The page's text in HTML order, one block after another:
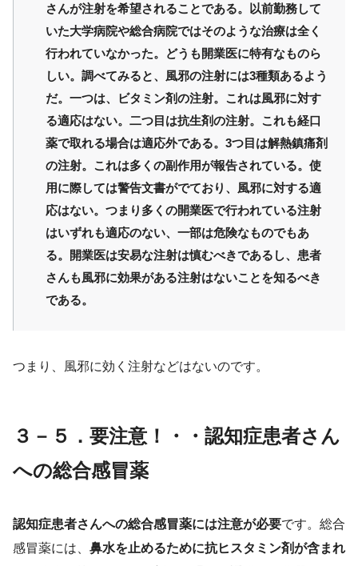
さんが注射を希望されることである。以前勤務して
いた大学病院や総合病院ではそのような治療は全く
行われていなかった。どうも開業医に特有なものら
しい。調べてみると、風邪の注射には3種類あるよう
だ。一つは、ビタミン剤の注射。これは風邪に対す
る適応はない。二つ目は抗生剤の注射。これも経口
薬で取れる場合は適応外である。3つ目は解熱鎮痛剤
の注射。これは多くの副作用が報告されている。使
用に際しては警告文書がでており、風邪に対する適
応はない。つまり多くの開業医で行われている注射
はいずれも適応のない、一部は危険なものでもあ
る。開業医は安易な注射は慎むべきであるし、患者
さんも風邪に効果がある注射はないことを知るべき
である。
つまり、風邪に効く注射などはないのです。
３－５． 要注意！・・認知症患者さん
への総合感冒薬
認知症患者さんへの総合感冒薬には注意が必要です。総合
感冒薬には、 鼻水を止めるために抗ヒスタミン剤が含まれ